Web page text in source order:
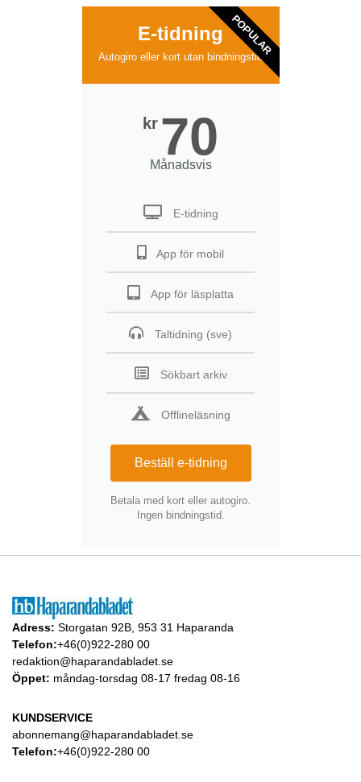
E-tidning
Autogiro eller kort utan bindningstid
kr 70
Månadsvis
E-tidning
App för mobil
App för läsplatta
Taltidning (sve)
Sökbart arkiv
Offlineläsning
Beställ e-tidning
Betala med kort eller autogiro.
Ingen bindningstid.
POPULAR
Adress: Storgatan 92B, 953 31 Haparanda
Telefon:+46(0)922-280 00
redaktion@haparandabladet.se
Öppet: måndag-torsdag 08-17 fredag 08-16
KUNDSERVICE
abonnemang@haparandabladet.se
Telefon:+46(0)922-280 00